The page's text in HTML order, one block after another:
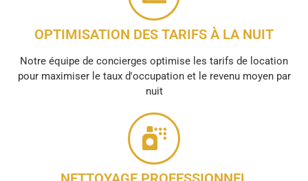
OPTIMISATION DES TARIFS À LA NUIT
Notre équipe de concierges optimise les tarifs de location
pour maximiser le taux d'occupation et le revenu moyen par
nuit